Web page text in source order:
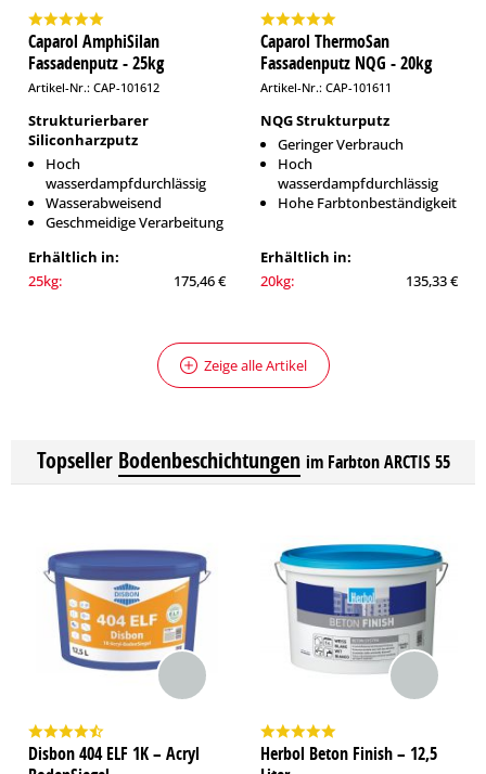
Caparol AmphiSilan
Fassadenputz - 25kg
Artikel-Nr.: CAP-101612
Strukturierbarer
Siliconharzputz
Hoch
wasserdampfdurchlässig
Wasserabweisend
Geschmeidige Verarbeitung
Erhältlich in:
25kg:
175,46 €
Caparol ThermoSan
Fassadenputz NQG - 20kg
Artikel-Nr.: CAP-101611
NQG Strukturputz
Geringer Verbrauch
Hoch
wasserdampfdurchlässig
Hohe Farbtonbeständigkeit
Erhältlich in:
20kg:
135,33 €
Zeige alle Artikel
Topseller Bodenbeschichtungen im Farbton ARCTIS 55
Disbon 404 ELF 1K – Acryl
Herbol Beton Finish – 12,5